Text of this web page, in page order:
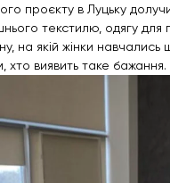
проєкту в Луцьку
текстилю, одягу для
на якій жінки
хто виявить таке бажання.